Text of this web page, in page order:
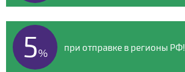
5% при отправке в регионы РФ!